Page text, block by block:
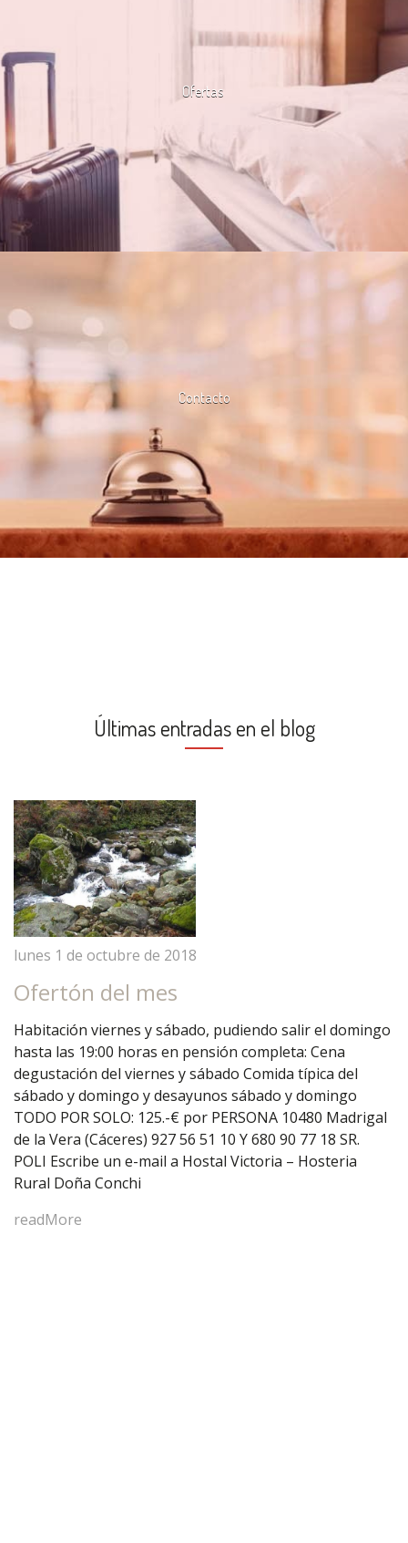
Ofertas
Contacto
Últimas entradas en el blog
lunes 1 de octubre de 2018
Ofertón del mes
Habitación viernes y sábado, pudiendo salir el domingo
hasta las 19:00 horas en pensión completa: Cena
degustación del viernes y sábado Comida típica del
sábado y domingo y desayunos sábado y domingo
TODO POR SOLO: 125.-€ por PERSONA 10480 Madrigal
de la Vera (Cáceres) 927 56 51 10 Y 680 90 77 18 SR.
POLI Escribe un e-mail a Hostal Victoria – Hosteria
Rural Doña Conchi
readMore